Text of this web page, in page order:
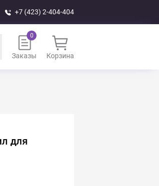
+7 (423) 2-404-404
Заказы Корзина
для